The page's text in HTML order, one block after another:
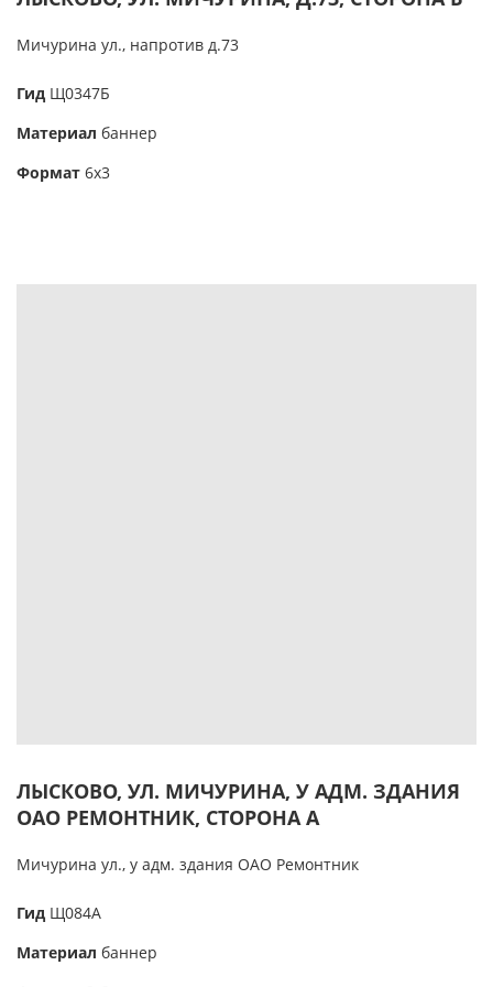
Мичурина ул., напротив д.73
Гид Щ0347Б
Материал баннер
Формат 6х3
ЛЫСКОВО, УЛ. МИЧУРИНА, У АДМ. ЗДАНИЯ
ОАО РЕМОНТНИК, СТОРОНА А
Мичурина ул., у адм. здания ОАО Ремонтник
Гид Щ084А
Материал баннер